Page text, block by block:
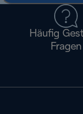
Häufig
Fragen